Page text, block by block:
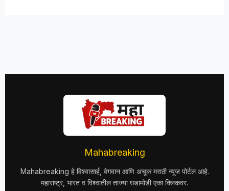
Mahabreaking
Mahabreaking हे विश्वासार्ह, वेगवान आणि अचूक मराठी न्यूज पोर्टल आहे.
महाराष्ट्र, भारत व विश्वातील ताज्या घडामोडी एका क्लिकवर.